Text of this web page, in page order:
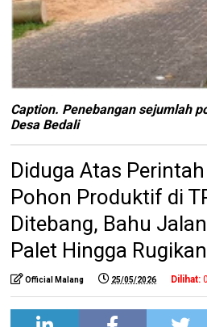
Caption. Penebangan sejumlah
Desa Bedali
Diduga Atas
Pohon Produktif di
Ditebang, Bahu
Palet Hingga
Official Malang 25/05/2026 Dilihat: 0